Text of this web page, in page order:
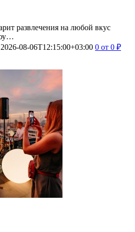
развлечения на любой вкус
2026-08-06T12:15:00+03:00 0 от 0 ₽